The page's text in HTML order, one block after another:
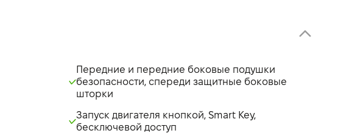
Передние и передние боковые подушки
безопасности, спереди защитные боковые
шторки
Запуск двигателя кнопкой, Smart Key,
бесключевой доступ